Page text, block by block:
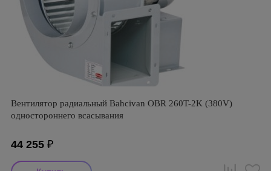
Вентилятор радиальный Bahcivan OBR 260T-2K (380V)
одностороннего всасывания
44 255 ₽